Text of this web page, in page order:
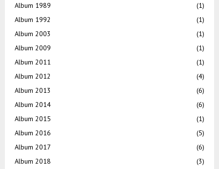
Album 1989
(1)
Album 1992
(1)
Album 2003
(1)
Album 2009
(1)
Album 2011
(1)
Album 2012
(4)
Album 2013
(6)
Album 2014
(6)
Album 2015
(1)
Album 2016
(5)
Album 2017
(6)
Album 2018
(3)